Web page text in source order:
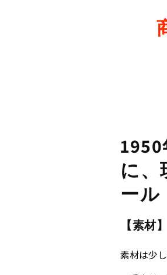
に、
ール
【素材】
素材は少